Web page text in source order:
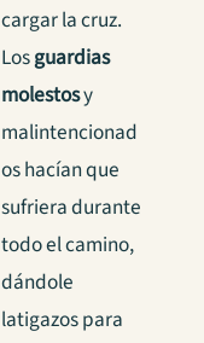
cargar la cruz.
Losguardias
molestosy
malintencionad
os hacían que
sufriera durante
todo el camino,
dándole
latigazos para